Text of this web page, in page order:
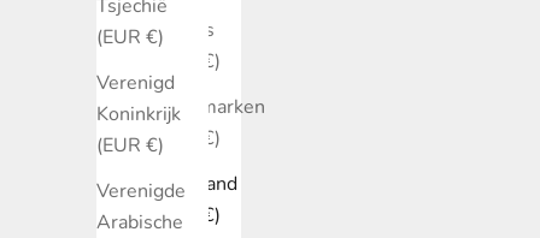
Tsjechië
(EUR €)
Verenigd
Koninkrijk
(EUR €)
Verenigde
Arabische
Cyprus
(EUR €)
Denemarken
(EUR €)
Duitsland
(EUR €)